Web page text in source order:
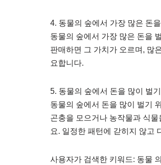
4. 동물의 숲에서 가장 많은 돈
동물의 숲에서 가장 많은 돈을
판매하면 그 가치가 오르며, 많
요합니다.
5. 동물의 숲에서 돈을 많이 벌
동물의 숲에서 돈을 많이 벌기
곤충을 모으거나 농작물과 식
요. 일정한 패턴에 갇히지 않고
사용자가 검색한 키워드: 동물